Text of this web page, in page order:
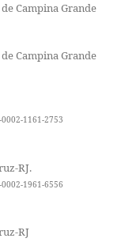
Campina Grande
Campina Grande
1161-2753
RJ.
1961-6556
RJ